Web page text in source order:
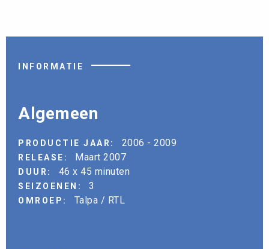
INFORMATIE
Algemeen
PRODUCTIE JAAR: 2006 - 2009
RELEASE: Maart 2007
DUUR: 46 x 45 minuten
SEIZOENEN: 3
OMROEP: Talpa / RTL